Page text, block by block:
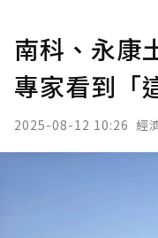
南科、永康
專家看到「
2025-08-12 10:26 經